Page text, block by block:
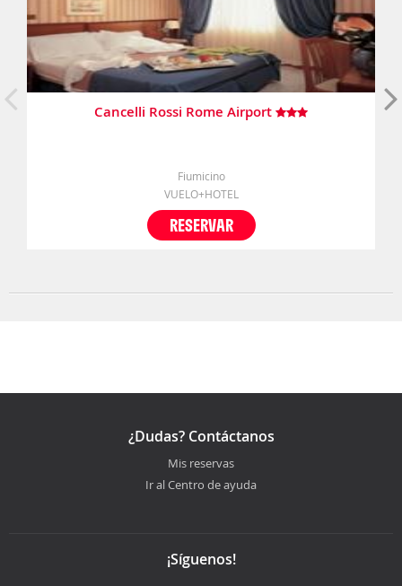
Cancelli Rossi Rome Airport
Fiumicino
VUELO+HOTEL
RESERVAR
¿Dudas? Contáctanos
Mis reservas
Ir al Centro de ayuda
¡Síguenos!